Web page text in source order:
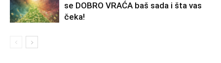
se DOBRO VRAĆA baš sada i šta vas
čeka!